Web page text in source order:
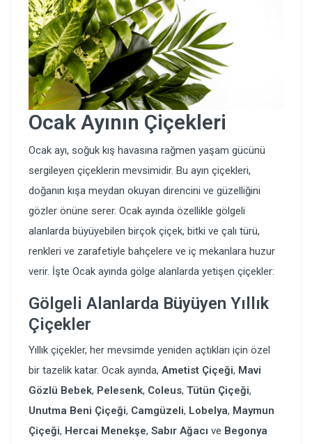
Ocak Ayının Çiçekleri
Ocak ayı, soğuk kış havasına rağmen yaşam gücünü
sergileyen çiçeklerin mevsimidir. Bu ayın çiçekleri,
doğanın kışa meydan okuyan direncini ve güzelliğini
gözler önüne serer. Ocak ayında özellikle gölgeli
alanlarda büyüyebilen birçok çiçek, bitki ve çalı türü,
renkleri ve zarafetiyle bahçelere ve iç mekanlara huzur
verir. İşte Ocak ayında gölge alanlarda yetişen çiçekler:
Gölgeli Alanlarda Büyüyen Yıllık
Çiçekler
Yıllık çiçekler, her mevsimde yeniden açtıkları için özel
bir tazelik katar. Ocak ayında, Ametist Çiçeği, Mavi
Gözlü Bebek, Pelesenk, Coleus, Tütün Çiçeği,
Unutma Beni Çiçeği, Camgüzeli, Lobelya, Maymun
Çiçeği, Hercai Menekşe, Sabır Ağacı ve Begonya